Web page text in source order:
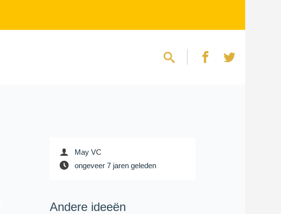
May VC
ongeveer 7 jaren geleden
Andere ideeën